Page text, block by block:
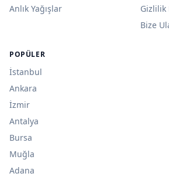
Anlık Yağışlar
Gizlilik
Bize
POPÜLER
İstanbul
Ankara
İzmir
Antalya
Bursa
Muğla
Adana